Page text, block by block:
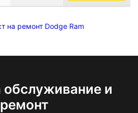
на ремонт Dodge Ram
обслуживание и
ремонт